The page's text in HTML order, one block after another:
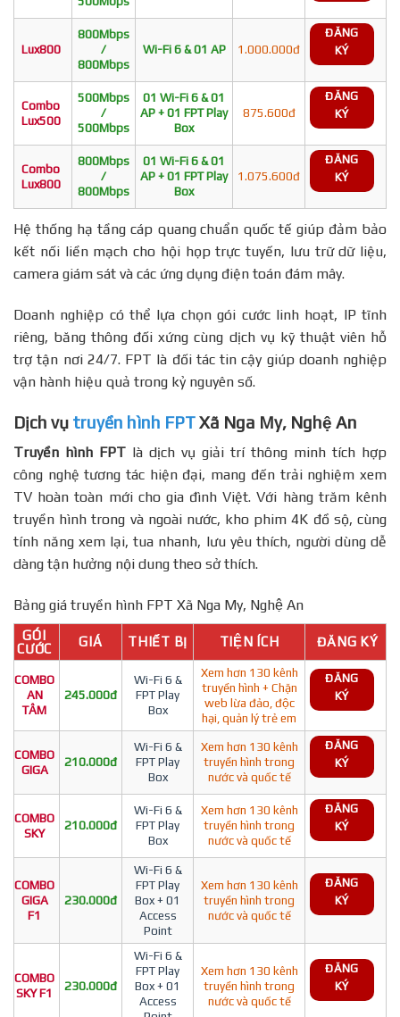
Lux800
800Mbps
/
800Mbps
Wi-Fi 6 & 01 AP 1.000.000đ
ĐĂNG
KÝ
Combo
Lux500
500Mbps
/
500Mbps
01 Wi-Fi 6 & 01
AP + 01 FPT Play
Box
875.600đ
ĐĂNG
KÝ
Combo
Lux800
800Mbps
/
800Mbps
01 Wi-Fi 6 & 01
AP + 01 FPT Play
Box
1.075.600đ
ĐĂNG
KÝ
Hệ thống hạ tầng cáp quang chuẩn quốc tế giúp đảm bảo
kết nối liền mạch cho hội họp trực tuyến, lưu trữ dữ liệu,
camera giám sát và các ứng dụng điện toán đám mây.
Doanh nghiệp có thể lựa chọn gói cước linh hoạt, IP tĩnh
riêng, băng thông đối xứng cùng dịch vụ kỹ thuật viên hỗ
trợ tận nơi 24/7. FPT là đối tác tin cậy giúp doanh nghiệp
vận hành hiệu quả trong kỷ nguyên số.
Dịch vụ truyền hình FPTXã Nga My, Nghệ An
Truyền hình FPT là dịch vụ giải trí thông minh tích hợp
công nghệ tương tác hiện đại, mang đến trải nghiệm xem
TV hoàn toàn mới cho gia đình Việt. Với hàng trăm kênh
truyền hình trong và ngoài nước, kho phim 4K đồ sộ, cùng
tính năng xem lại, tua nhanh, lưu yêu thích, người dùng dễ
dàng tận hưởng nội dung theo sở thích.
Bảng giá truyền hình FPT Xã Nga My, Nghệ An
GÓI
CƯỚC
GIÁ THIẾT BỊ TIỆN ÍCH ĐĂNG KÝ
COMBO
AN
TÂM
245.000đ
Wi-Fi 6 &
FPT Play
Box
Xem hơn 130 kênh
truyền hình + Chặn
web lừa đảo, độc
hại, quản lý trẻ em
ĐĂNG
KÝ
COMBO
GIGA
210.000đ
Wi-Fi 6 &
FPT Play
Box
Xem hơn 130 kênh
truyền hình trong
nước và quốc tế
ĐĂNG
KÝ
COMBO
SKY
210.000đ
Wi-Fi 6 &
FPT Play
Box
Xem hơn 130 kênh
truyền hình trong
nước và quốc tế
ĐĂNG
KÝ
COMBO
GIGA
F1
230.000đ
Wi-Fi 6 &
FPT Play
Box + 01
Access
Point
Xem hơn 130 kênh
truyền hình trong
nước và quốc tế
ĐĂNG
KÝ
COMBO
SKY F1
230.000đ
Wi-Fi 6 &
FPT Play
Box + 01
Access
Xem hơn 130 kênh
truyền hình trong
nước và quốc tế
ĐĂNG
KÝ